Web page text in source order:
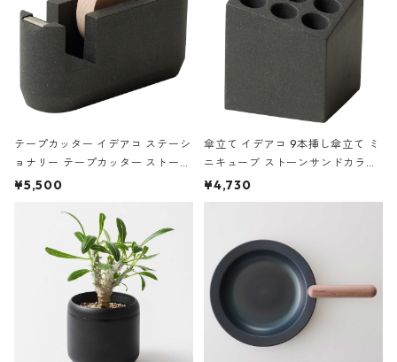
テープカッター イデアコ ステーシ
ョナリー テープカッター ストーン
サンドカラー 石調 ideaco Station
¥5,500
傘立て イデアコ 9本挿し傘立て ミ
ニキューブ ストーンサンドカラー
石調 ideaco Umbrella Stand CUB
E ストーンサンドブラック
¥4,730